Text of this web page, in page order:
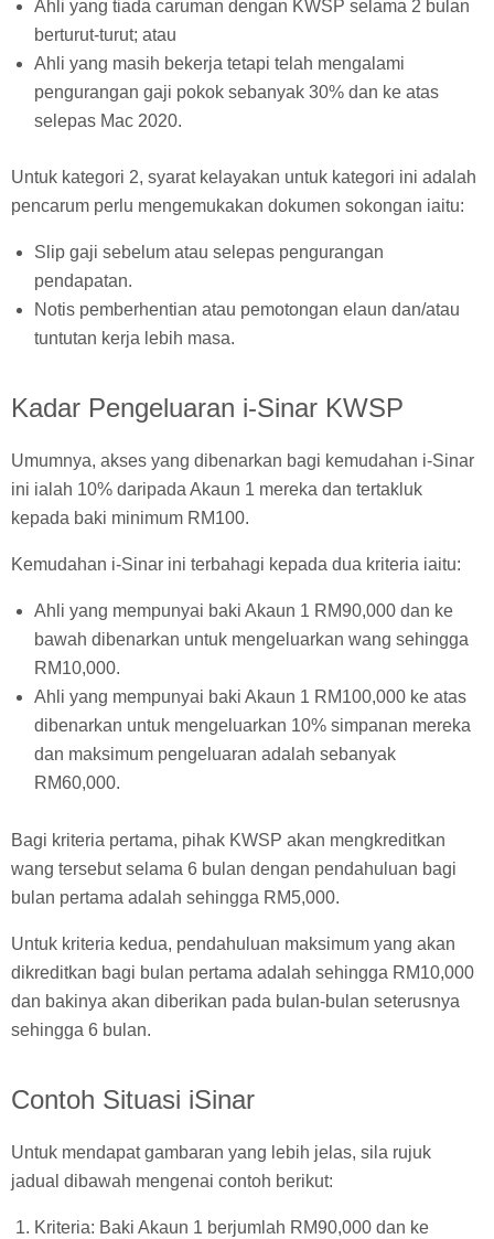
Ahli yang tiada caruman dengan KWSP selama 2 bulan
berturut-turut; atau
Ahli yang masih bekerja tetapi telah mengalami
pengurangan gaji pokok sebanyak 30% dan ke atas
selepas Mac 2020.
Untuk kategori 2, syarat kelayakan untuk kategori ini adalah
pencarum perlu mengemukakan dokumen sokongan iaitu:
Slip gaji sebelum atau selepas pengurangan
pendapatan.
Notis pemberhentian atau pemotongan elaun dan/atau
tuntutan kerja lebih masa.
Kadar Pengeluaran i-Sinar KWSP
Umumnya, akses yang dibenarkan bagi kemudahan i-Sinar
ini ialah 10% daripada Akaun 1 mereka dan tertakluk
kepada baki minimum RM100.
Kemudahan i-Sinar ini terbahagi kepada dua kriteria iaitu:
Ahli yang mempunyai baki Akaun 1 RM90,000 dan ke
bawah dibenarkan untuk mengeluarkan wang sehingga
RM10,000.
Ahli yang mempunyai baki Akaun 1 RM100,000 ke atas
dibenarkan untuk mengeluarkan 10% simpanan mereka
dan maksimum pengeluaran adalah sebanyak
RM60,000.
Bagi kriteria pertama, pihak KWSP akan mengkreditkan
wang tersebut selama 6 bulan dengan pendahuluan bagi
bulan pertama adalah sehingga RM5,000.
Untuk kriteria kedua, pendahuluan maksimum yang akan
dikreditkan bagi bulan pertama adalah sehingga RM10,000
dan bakinya akan diberikan pada bulan-bulan seterusnya
sehingga 6 bulan.
Contoh Situasi iSinar
Untuk mendapat gambaran yang lebih jelas, sila rujuk
jadual dibawah mengenai contoh berikut:
Kriteria: Baki Akaun 1 berjumlah RM90,000 dan ke